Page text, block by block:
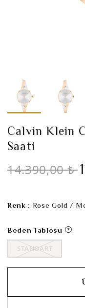
Calvin Klein
Saati
14.390,00 ₺
Renk : Rose Gold /
Beden Tablosu
STANDART